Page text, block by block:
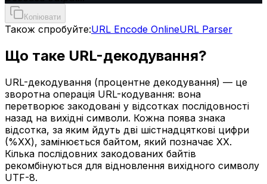
Копіювати
Також спробуйте:URL Encode OnlineURL Parser
Що таке URL-декодування?
URL-декодування (процентне декодування) — це
зворотна операція URL-кодування: вона
перетворює закодовані у відсотках послідовності
назад на вихідні символи. Кожна поява знака
відсотка, за яким йдуть дві шістнадцяткові цифри
(%XX), замінюється байтом, який позначає XX.
Кілька послідовних закодованих байтів
рекомбінуються для відновлення вихідного символу
UTF-8.